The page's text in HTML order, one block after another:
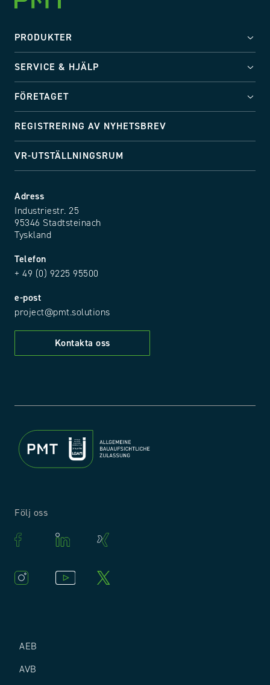
Adress
Industriestr. 25
95346 Stadtsteinach
Tyskland
Telefon
+ 49 (0) 9225 95500
e-post
project@pmt.solutions
Kontakta oss
PRODUKTER
SERVICE & HJÄLP
FÖRETAGET
REGISTRERING AV NYHETSBREV
VR-UTSTÄLLNINGSRUM
AEB
AVB
Följ oss